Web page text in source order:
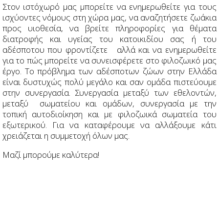
Στον ιστόχωρό μας μπορείτε να ενημερωθείτε για τους
ισχύοντες νόμους στη χώρα μας, να αναζητήσετε ζωάκια
προς υιοθεσία, να βρείτε πληροφορίες για θέματα
διατροφής και υγείας του κατοικιδίου σας ή του
αδέσποτου που φροντίζετε αλλά και να ενημερωθείτε
για το πώς μπορείτε να συνεισφέρετε στο φιλοζωικό μας
έργο. Το πρόβλημα των αδέσποτων ζώων στην Ελλάδα
είναι δυστυχώς πολύ μεγάλο και σαν ομάδα πιστεύουμε
στην συνεργασία. Συνεργασία μεταξύ των εθελοντών,
μεταξύ σωματείου και ομάδων, συνεργασία με την
τοπική αυτοδιοίκηση και με φιλοζωικά σωματεία του
εξωτερικού. Για να καταφέρουμε να αλλάξουμε κάτι
χρειάζεται η συμμετοχή όλων μας.
Μαζί μπορούμε καλύτερα!